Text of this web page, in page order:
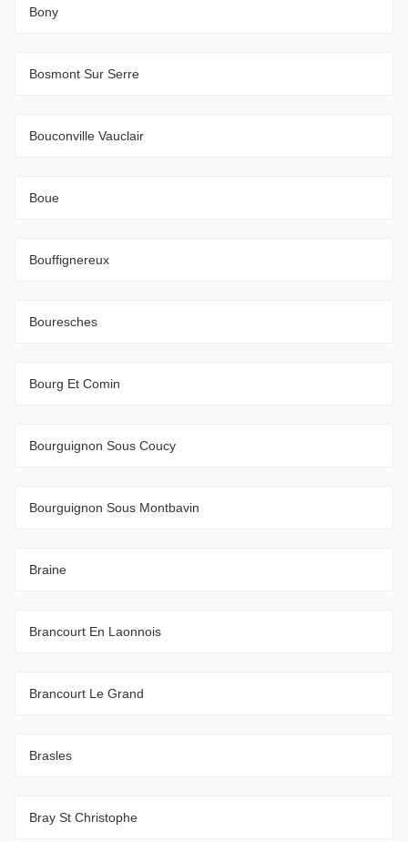
Bony
Bosmont Sur Serre
Bouconville Vauclair
Boue
Bouffignereux
Bouresches
Bourg Et Comin
Bourguignon Sous Coucy
Bourguignon Sous Montbavin
Braine
Brancourt En Laonnois
Brancourt Le Grand
Brasles
Bray St Christophe